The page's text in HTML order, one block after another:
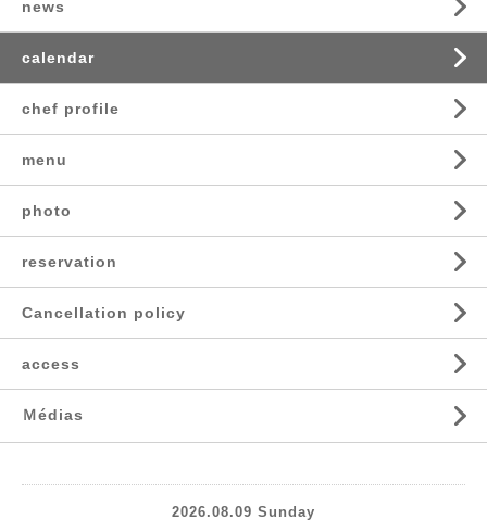
news
calendar
chef profile
menu
photo
reservation
Cancellation policy
access
Ｍédias
2026.08.09 Sunday